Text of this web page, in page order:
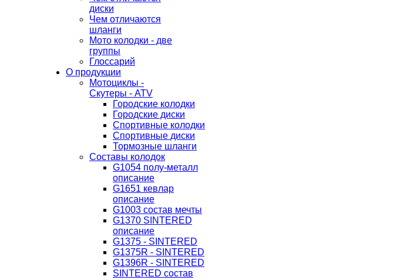
диски
Чем отличаются
шланги
Мото колодки - две
группы
Глоссарий
О продукции
Мотоциклы -
Скутеры - ATV
Городские колодки
Городские диски
Спортивные колодки
Спортивные диски
Тормозные шланги
Составы колодок
G1054 полу-металл
описание
G1651 кевлар
описание
G1003 состав мечты
G1370 SINTERED
описание
G1375 - SINTERED
G1375R - SINTERED
G1396R - SINTERED
SINTERED состав